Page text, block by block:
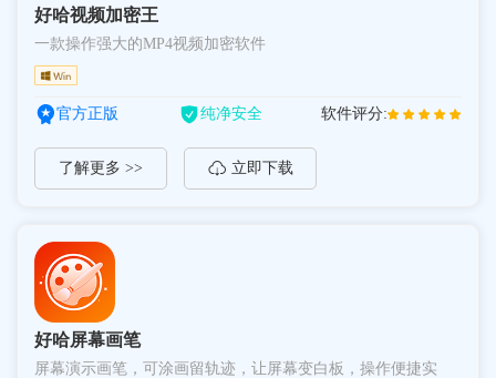
好哈视频加密王
一款操作强大的MP4视频加密软件
官方正版 纯净安全 软件评分:
了解更多 >> 立即下载
好哈屏幕画笔
屏幕演示画笔，可涂画留轨迹，让屏幕变白板，操作便捷实